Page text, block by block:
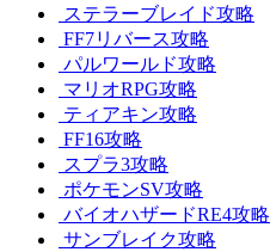
ステラーブレイド攻略
FF7リバース攻略
パルワールド攻略
マリオRPG攻略
ティアキン攻略
FF16攻略
スプラ3攻略
ポケモンSV攻略
バイオハザードRE4攻略
サンブレイク攻略